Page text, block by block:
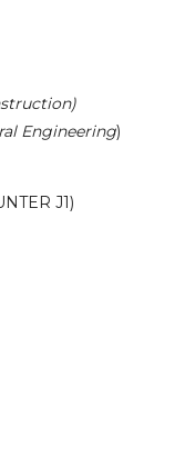
Engineering)
J1)